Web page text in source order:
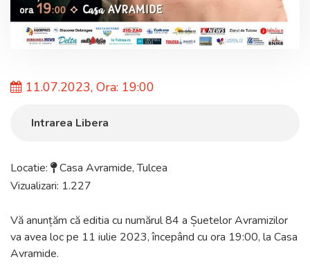
11.07.2023, Ora: 19:00
Intrarea Libera
Locatie: Casa Avramide,Tulcea
Vizualizari: 1.227
Vă anunțăm că editia cu numărul 84 a Șuetelor Avramizilor
va avea loc pe 11 iulie 2023, începând cu ora 19:00, la Casa
Avramide.